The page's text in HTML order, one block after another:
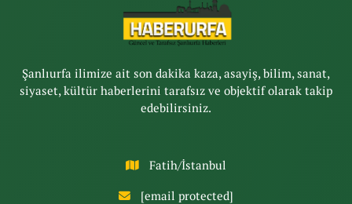
Şanlıurfa ilimize ait son dakika kaza, asayiş, bilim, sanat,
siyaset, kültür haberlerini tarafsız ve objektif olarak takip
edebilirsiniz.
Fatih/İstanbul
[email protected]